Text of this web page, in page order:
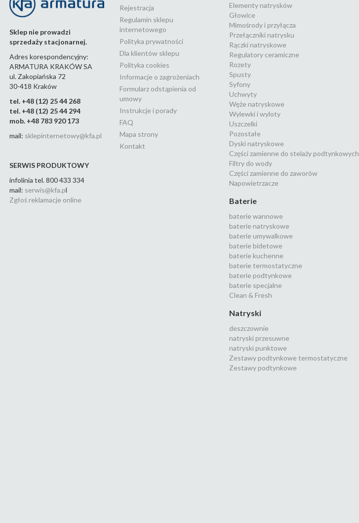
Sklep nie prowadzi
sprzedaży stacjonarnej.
Adres korespondencyjny:
ARMATURA KRAKÓW SA
ul. Zakopiańska 72
30-418 Kraków
tel. +48 (12) 25 44 268
tel. +48 (12) 25 44 294
mob. +48 783 920 173
mail: sklepinternetowy@kfa.pl
SERWIS PRODUKTOWY
infolinia tel. 800 433 334
mail: serwis@kfa.pl
Zgłoś reklamacje online
Rejestracja
Regulamin sklepu
internetowego
Polityka prywatności
Dla klientów sklepu
Polityka cookies
Informacje o zagrożeniach
Formularz odstąpienia od
umowy
Instrukcje i porady
FAQ
Mapa strony
Kontakt
Elementy natrysków
Głowice
Mimośrody i przyłącza
Przełączniki natrysku
Rączki natryskowe
Regulatory ceramiczne
Rozety
Spusty
Syfony
Uchwyty
Węże natryskowe
Wylewki i wyloty
Uszczelki
Pozostałe
Dyski natryskowe
Części zamienne do stelaży podtynkowych
Filtry do wody
Części zamienne do zaworów
Napowietrzacze
Baterie
baterie wannowe
baterie natryskowe
baterie umywalkowe
baterie bidetowe
baterie kuchenne
baterie termostatyczne
baterie podtynkowe
baterie specjalne
Clean & Fresh
Natryski
deszczownie
natryski przesuwne
natryski punktowe
Zestawy podtynkowe termostatyczne
Zestawy podtynkowe